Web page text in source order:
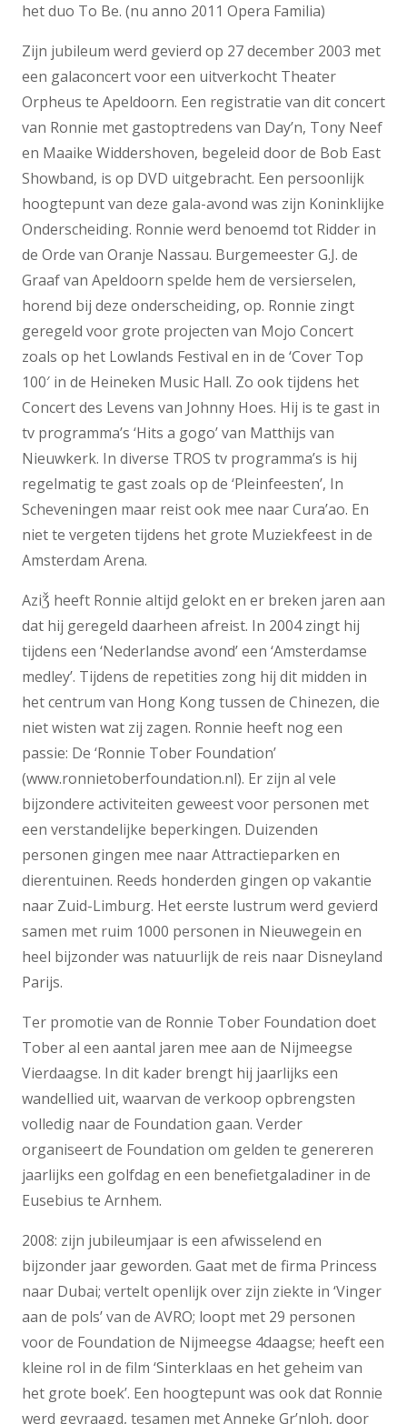
het duo To Be. (nu anno 2011 Opera Familia)
Zijn jubileum werd gevierd op 27 december 2003 met
een galaconcert voor een uitverkocht Theater
Orpheus te Apeldoorn. Een registratie van dit concert
van Ronnie met gastoptredens van Day’n, Tony Neef
en Maaike Widdershoven, begeleid door de Bob East
Showband, is op DVD uitgebracht. Een persoonlijk
hoogtepunt van deze gala-avond was zijn Koninklijke
Onderscheiding. Ronnie werd benoemd tot Ridder in
de Orde van Oranje Nassau. Burgemeester G.J. de
Graaf van Apeldoorn spelde hem de versierselen,
horend bij deze onderscheiding, op. Ronnie zingt
geregeld voor grote projecten van Mojo Concert
zoals op het Lowlands Festival en in de ‘Cover Top
100′ in de Heineken Music Hall. Zo ook tijdens het
Concert des Levens van Johnny Hoes. Hij is te gast in
tv programma’s ‘Hits a gogo’ van Matthijs van
Nieuwkerk. In diverse TROS tv programma’s is hij
regelmatig te gast zoals op de ‘Pleinfeesten’, In
Scheveningen maar reist ook mee naar Cura’ao. En
niet te vergeten tijdens het grote Muziekfeest in de
Amsterdam Arena.
AziǮ heeft Ronnie altijd gelokt en er breken jaren aan
dat hij geregeld daarheen afreist. In 2004 zingt hij
tijdens een ‘Nederlandse avond’ een ‘Amsterdamse
medley’. Tijdens de repetities zong hij dit midden in
het centrum van Hong Kong tussen de Chinezen, die
niet wisten wat zij zagen. Ronnie heeft nog een
passie: De ‘Ronnie Tober Foundation’
(www.ronnietoberfoundation.nl). Er zijn al vele
bijzondere activiteiten geweest voor personen met
een verstandelijke beperkingen. Duizenden
personen gingen mee naar Attractieparken en
dierentuinen. Reeds honderden gingen op vakantie
naar Zuid-Limburg. Het eerste lustrum werd gevierd
samen met ruim 1000 personen in Nieuwegein en
heel bijzonder was natuurlijk de reis naar Disneyland
Parijs.
Ter promotie van de Ronnie Tober Foundation doet
Tober al een aantal jaren mee aan de Nijmeegse
Vierdaagse. In dit kader brengt hij jaarlijks een
wandellied uit, waarvan de verkoop opbrengsten
volledig naar de Foundation gaan. Verder
organiseert de Foundation om gelden te genereren
jaarlijks een golfdag en een benefietgaladiner in de
Eusebius te Arnhem.
2008: zijn jubileumjaar is een afwisselend en
bijzonder jaar geworden. Gaat met de firma Princess
naar Dubai; vertelt openlijk over zijn ziekte in ‘Vinger
aan de pols’ van de AVRO; loopt met 29 personen
voor de Foundation de Nijmeegse 4daagse; heeft een
kleine rol in de film ‘Sinterklaas en het geheim van
het grote boek’. Een hoogtepunt was ook dat Ronnie
werd gevraagd, tesamen met Anneke Gr’nloh, door